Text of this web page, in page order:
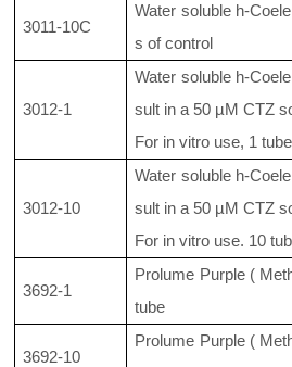
3011-10C
Water soluble h-
s of control
3012-1
Water soluble h-
sult in a 50 µM CTZ
For in vitro use, 1 tube
3012-10
Water soluble h-
sult in a 50 µM CTZ
For in vitro use. 10
3692-1
Prolume Purple (
tube
3692-10
Prolume Purple (